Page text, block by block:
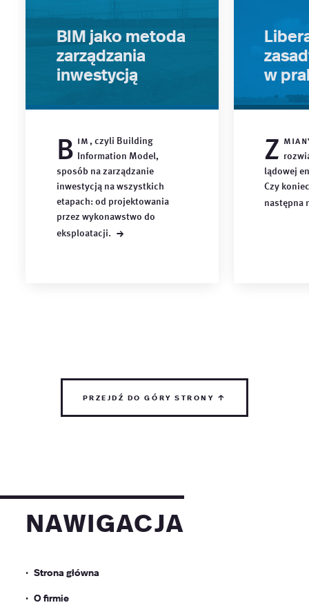
BIM jako metoda
zarządzania
inwestycją
B im , czyli Building
Information Model,
sposób na zarządzanie
inwestycją na wszystkich
etapach: od projektowania
przez wykonawstwo do
eksploatacji. →
w
Z
lądowej
Czy
następna
przejdź do góry strony ↑
nawigacja
Strona główna
O firmie